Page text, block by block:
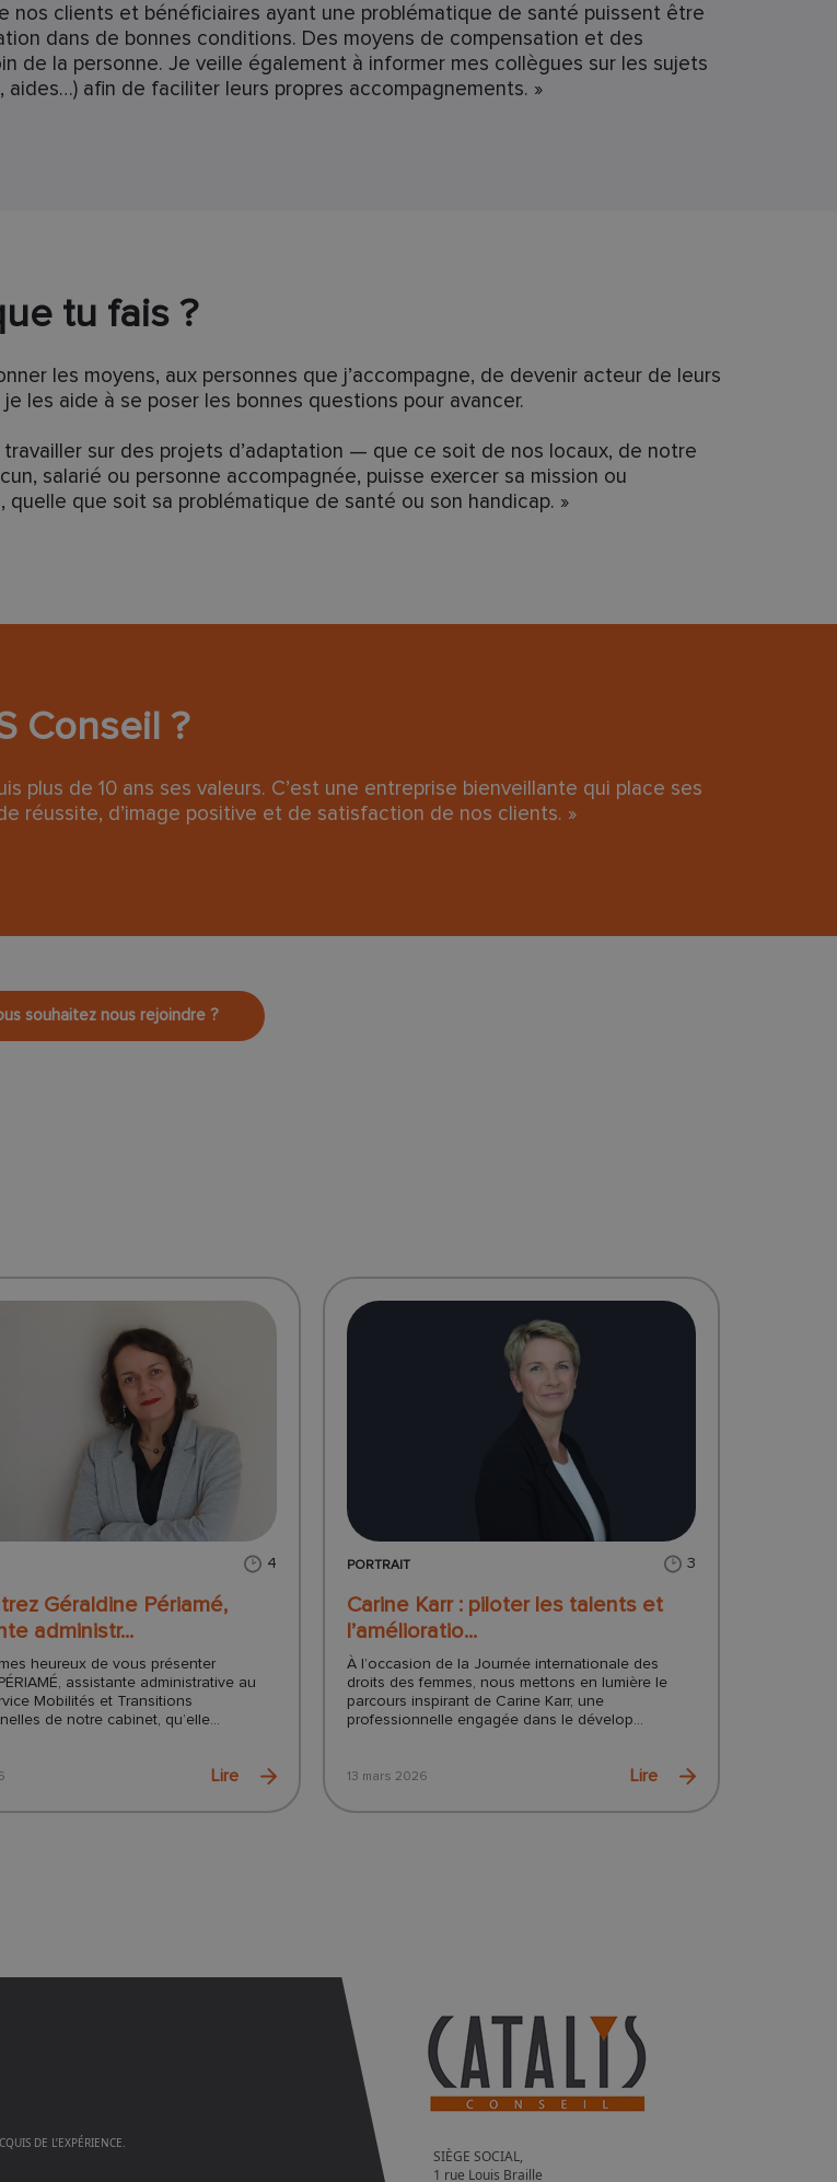
nos clients et bénéficiaires ayant une problématique de santé puissent être
dans de bonnes conditions. Des moyens de compensation et des
de la personne. Je veille également à informer mes collègues sur les sujets
afin de faciliter leurs propres accompagnements. »
tu fais ?
les moyens, aux personnes que j’accompagne, de devenir acteur de leurs
les aide à se poser les bonnes questions pour avancer.
sur des projets d’adaptation — que ce soit de nos locaux, de notre
salarié ou personne accompagnée, puisse exercer sa mission ou
que soit sa problématique de santé ou son handicap. »
Conseil ?
plus de 10 ans ses valeurs. C’est une entreprise bienveillante qui place ses
réussite, d’image positive et de satisfaction de nos clients. »
souhaitez nous rejoindre ?
4
Géraldine Périamé,
administr...
heureux de vous présenter
assistante administrative au
Mobilités et Transitions
de notre cabinet, qu’elle...
Lire
PORTRAIT 3
Carine Karr : piloter les talents et
l’amélioratio...
À l’occasion de la Journée internationale des
droits des femmes, nous mettons en lumière le
parcours inspirant de Carine Karr, une
professionnelle engagée dans le dévelop...
13 mars 2026 Lire
DE L’EXPÉRIENCE.
SIÈGE SOCIAL,
1 rue Louis Braille